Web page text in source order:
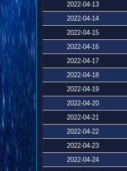
2022-04-13
2022-04-14
2022-04-15
2022-04-16
2022-04-17
2022-04-18
2022-04-19
2022-04-20
2022-04-21
2022-04-22
2022-04-23
2022-04-24